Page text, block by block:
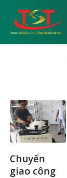
Chuyển
giao công